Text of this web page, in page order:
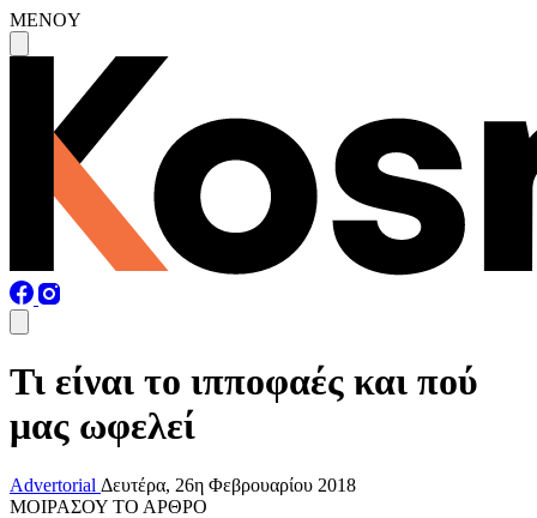
MENOY
Τι είναι το ιπποφαές και πού
μας ωφελεί
Advertorial Δευτέρα, 26η Φεβρουαρίου 2018
ΜΟΙΡΑΣΟΥ ΤΟ ΑΡΘΡΟ